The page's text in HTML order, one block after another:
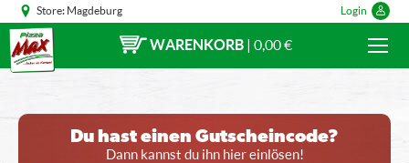
Store: Magdeburg Login
WARENKORB | 0,00 €
Du hast einen Gutscheincode?
Dann kannst du ihn hier einlösen!